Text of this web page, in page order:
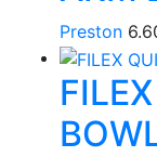
Preston